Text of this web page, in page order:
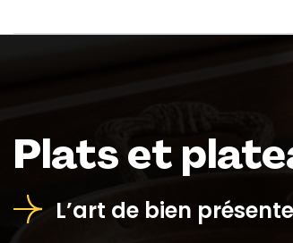
Plats et
L’art de bien